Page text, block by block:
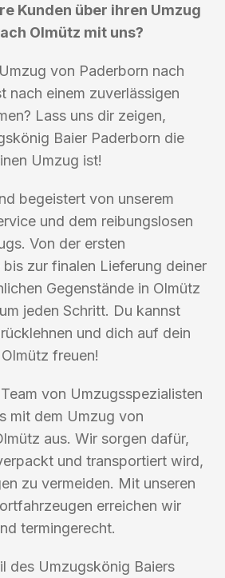
Kunden über ihren Umzug
Olmütz mit uns?
von Paderborn nach
nach einem zuverlässigen
Lass uns dir zeigen,
Baier Paderborn die
Umzug ist!
begeistert von unserem
und dem reibungslosen
Von der ersten
zur finalen Lieferung deiner
Gegenstände in Olmütz
jeden Schritt. Du kannst
und dich auf dein
freuen!
von Umzugsspezialisten
mit dem Umzug von
aus. Wir sorgen dafür,
und transportiert wird,
zu vermeiden. Mit unseren
erreichen wir
termingerecht.
des Umzugskönig Baiers